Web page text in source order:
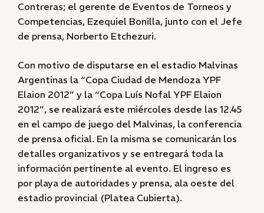
Contreras; el gerente de Eventos de Torneos y
Competencias, Ezequiel Bonilla, junto con el Jefe
de prensa, Norberto Etchezuri.
Con motivo de disputarse en el estadio Malvinas
Argentinas la “Copa Ciudad de Mendoza YPF
Elaion 2012” y la “Copa Luís Nofal YPF Elaion
2012”, se realizará este miércoles desde las 12.45
en el campo de juego del Malvinas, la conferencia
de prensa oficial. En la misma se comunicarán los
detalles organizativos y se entregará toda la
información pertinente al evento. El ingreso es
por playa de autoridades y prensa, ala oeste del
estadio provincial (Platea Cubierta).